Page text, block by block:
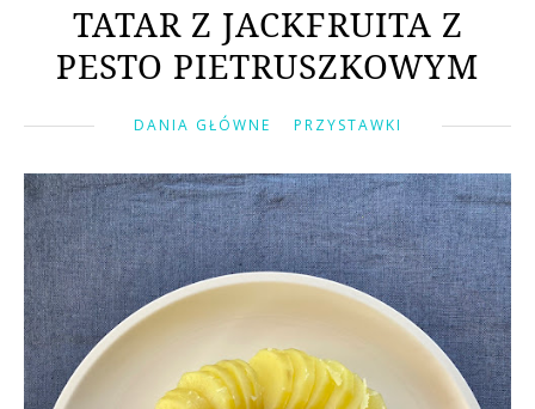
TATAR Z JACKFRUITA Z
PESTO PIETRUSZKOWYM
DANIA GŁÓWNE PRZYSTAWKI